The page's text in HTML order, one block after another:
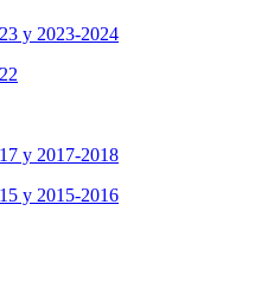
y 2023-2024
y 2017-2018
y 2015-2016